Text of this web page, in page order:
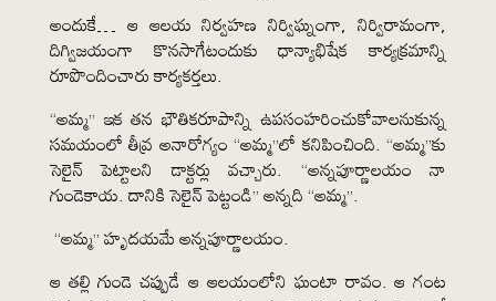
అందుకే… ఆ ఆలయ నిర్వహణ నిర్విఘ్నంగా, నిర్విరామంగా,
దిగ్విజయంగా కొనసాగేటందుకు ధాన్యాభిషేక కార్యక్రమాన్ని
రూపొందించారు కార్యకర్తలు.
“అమ్మ” ఇక తన భౌతికరూపాన్ని ఉపసంహరించుకోవాలనుకున్న
సమయంలో తీవ్ర అనారోగ్యం “అమ్మ”లో కనిపించింది. “అమ్మ”కు
సెలైన్ పెట్టాలని డాక్టర్లు వచ్చారు. “అన్నపూర్ణాలయం నా
గుండెకాయ. దానికి సెలైన్ పెట్టండి” అన్నది “అమ్మ”.
“అమ్మ” హృదయమే అన్నపూర్ణాలయం.
ఆ తల్లి గుండె చప్పుడే ఆ ఆలయంలోని ఘంటా రావం. ఆ గంట